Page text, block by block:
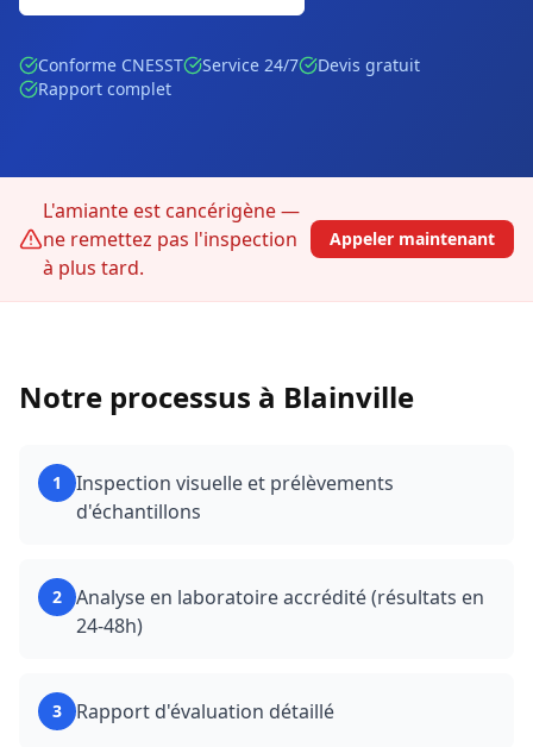
Conforme CNESST Service 24/7
Devis gratuit
Rapport complet
L'amiante est cancérigène —
ne remettez pas l'inspection
à plus tard.
Appeler maintenant
Notre processus à Blainville
1
Inspection visuelle et prélèvements
d'échantillons
2
Analyse en laboratoire accrédité (résultats en
24-48h)
3 Rapport d'évaluation détaillé